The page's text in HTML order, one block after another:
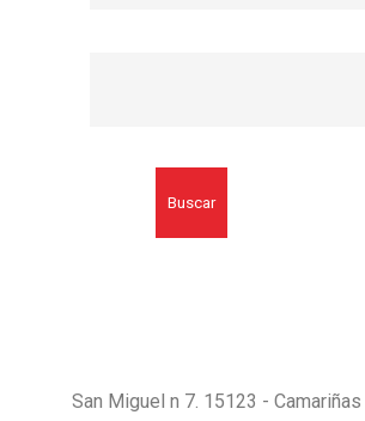
Buscar
San Miguel n 7. 15123 - Camariñas